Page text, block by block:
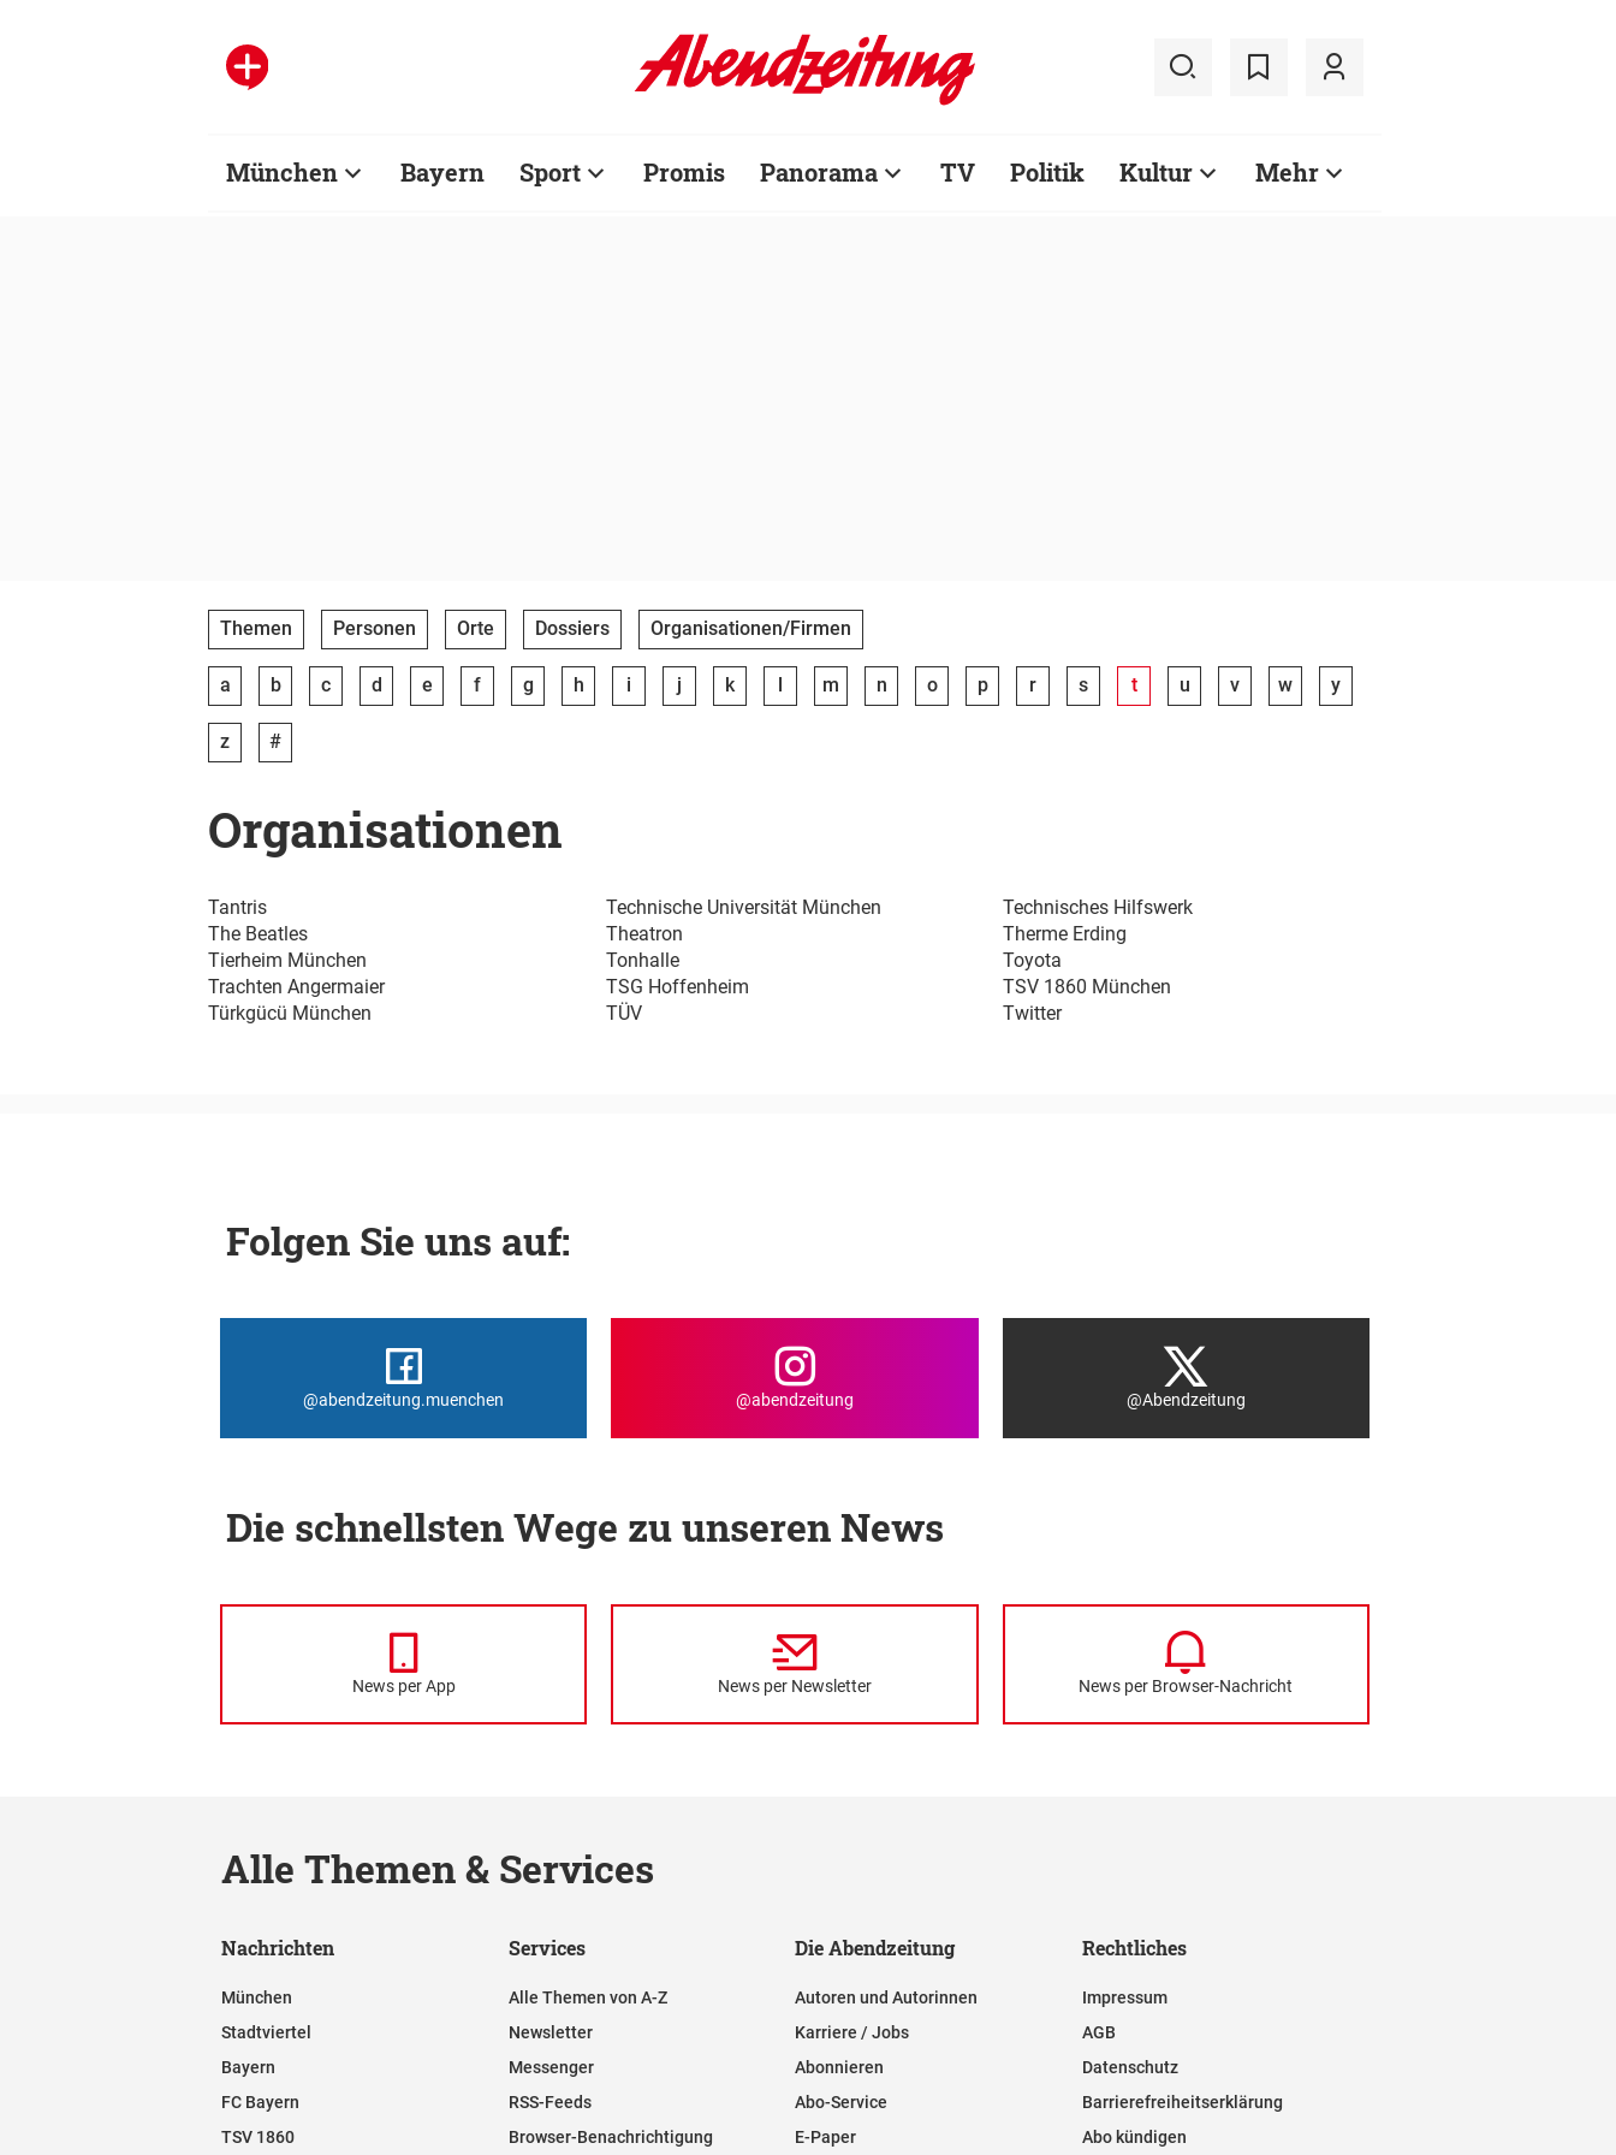
München Bayern Sport Promis Panorama TV Politik Kultur Mehr
Themen Personen Orte Dossiers Organisationen/Firmen
a b c d e f g h i j k l m n o p r s t u v w y
z #
Organisationen
Tantris Technische Universität München
Technisches Hilfswerk
The Beatles
Theatron
Therme Erding
Tierheim München
Tonhalle
Toyota
Trachten Angermaier
TSG Hoffenheim
TSV 1860 München
Türkgücü München
TÜV Twitter
Folgen Sie uns auf:
@abendzeitung.muenchen @abendzeitung @Abendzeitung
Die schnellsten Wege zu unseren News
News per App News per Newsletter News per Browser-Nachricht
Alle Themen & Services
Nachrichten
München
Stadtviertel
Bayern
FC Bayern
TSV 1860
Services
Alle Themen von A-Z
Newsletter
Messenger
RSS-Feeds
Browser-Benachrichtigung
Die Abendzeitung
Autoren und Autorinnen
Karriere / Jobs
Abonnieren
Abo-Service
E-Paper
Rechtliches
Impressum
AGB
Datenschutz
Barrierefreiheitserklärung
Abo kündigen